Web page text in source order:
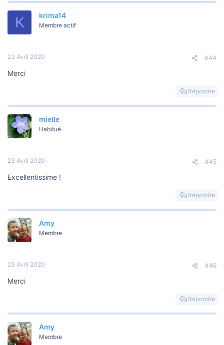
K krima14
Membre actif
23 Avril 2020 #44
Merci
Répondre
mielle
Habitué
23 Avril 2020 #45
Excellentissime !
Répondre
Amy
Membre
23 Avril 2020 #46
Merci
Répondre
Amy
Membre